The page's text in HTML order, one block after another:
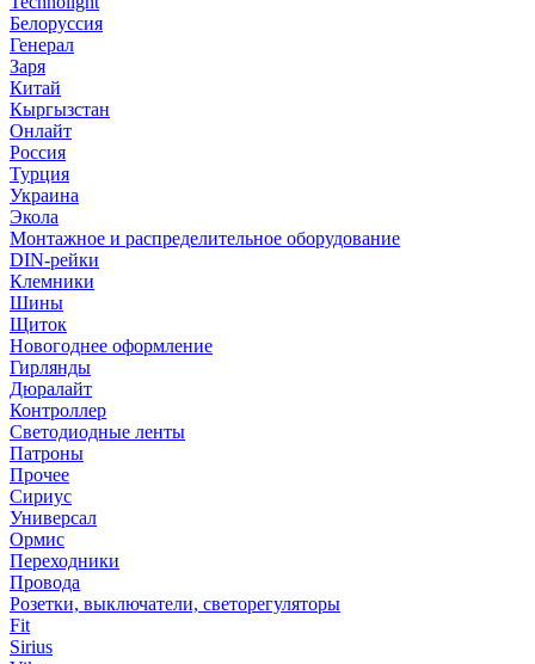
Белоруссия
Генерал
Заря
Китай
Кыргызстан
Онлайт
Россия
Турция
Украина
Экола
Монтажное и распределительное оборудование
DIN-рейки
Клемники
Шины
Щиток
Новогоднее оформление
Гирлянды
Дюралайт
Контроллер
Светодиодные ленты
Патроны
Прочее
Сириус
Универсал
Ормис
Переходники
Провода
Розетки, выключатели, светорегуляторы
Fit
Sirius